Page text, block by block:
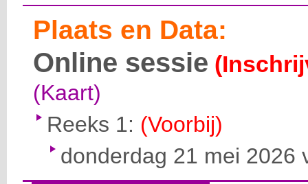
Plaats en Data:
Online sessie
(Kaart)
Reeks 1: (Voorbij)
donderdag 21 mei 2026